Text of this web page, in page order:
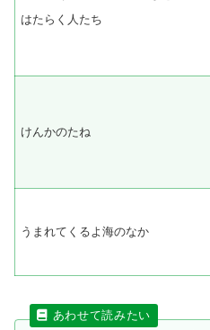
はたらく人たち
けんかのたね
うまれてくるよ海のなか